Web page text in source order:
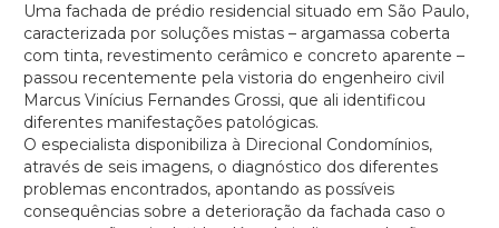
Uma fachada de prédio residencial situado em São Paulo,
caracterizada por soluções mistas – argamassa coberta
com tinta, revestimento cerâmico e concreto aparente –
passou recentemente pela vistoria do engenheiro civil
Marcus Vinícius Fernandes Grossi, que ali identificou
diferentes manifestações patológicas.
O especialista disponibiliza à Direcional Condomínios,
através de seis imagens, o diagnóstico dos diferentes
problemas encontrados, apontando as possíveis
consequências sobre a deterioração da fachada caso o